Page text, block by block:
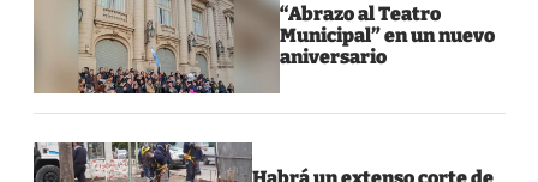
“Abrazo al Teatro
Municipal” en un nuevo
aniversario
Habrá un extenso corte de